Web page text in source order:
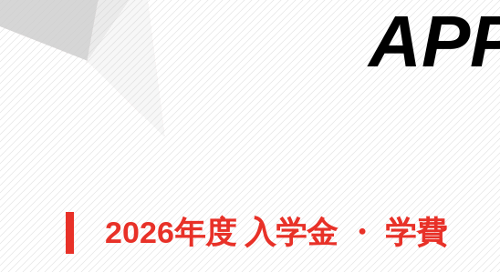
2026年度 入学金 ・ 学費